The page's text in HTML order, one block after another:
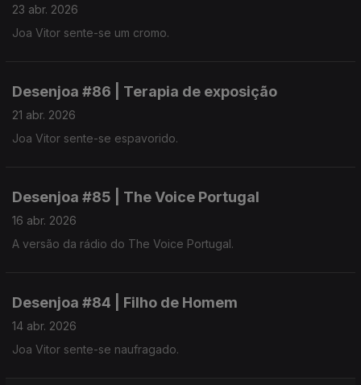
23 abr. 2026
Joa Vitor sente-se um cromo.
Desenjoa #86 | Terapia de exposição
21 abr. 2026
Joa Vitor sente-se espavorido.
Desenjoa #85 | The Voice Portugal
16 abr. 2026
A versão da rádio do The Voice Portugal.
Desenjoa #84 | Filho de Homem
14 abr. 2026
Joa Vitor sente-se naufragado.